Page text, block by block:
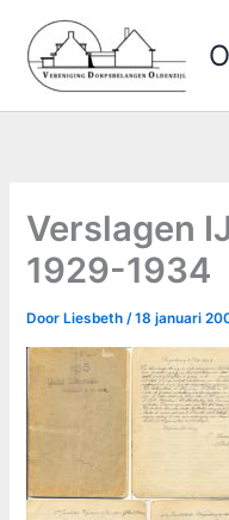
naar
Verslagen
1929-1934
Door Liesbeth/18 januari